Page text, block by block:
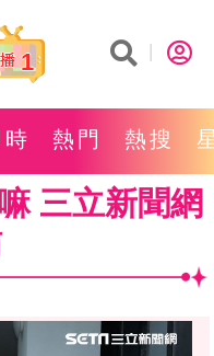
1
時 熱門 熱搜
三立新聞網